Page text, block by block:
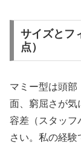
サイズとフ
点）
マミー型は頭部
面、窮屈さが気
容差（スタッフ
さい。私の経験